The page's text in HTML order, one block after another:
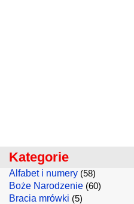
Kategorie
Alfabet i numery (58)
Boże Narodzenie (60)
Bracia mrówki (5)